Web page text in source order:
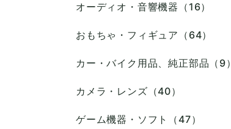
オーディオ・音響機器（16）
おもちゃ・フィギュア（64）
カー・バイク用品、純正部品（9）
カメラ・レンズ（40）
ゲーム機器・ソフト（47）